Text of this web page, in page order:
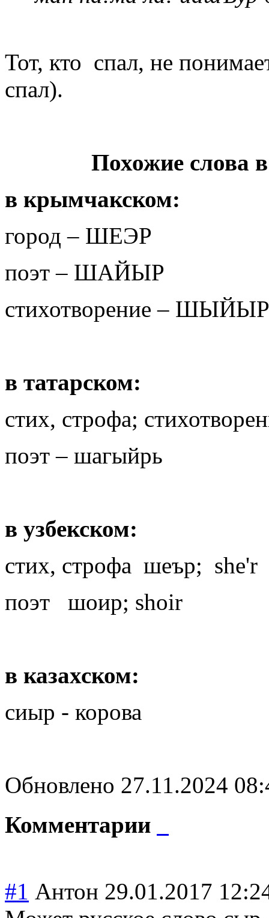
Тот, кто спал, не
спал).
Похожие слова
в крымчакском:
город – ШЕЭР
поэт – ШАЙЫР
стихотворение – ШЫЙЫР
в татарском:
стих, строфа;
поэт – шагыйрь
в узбекском:
стих, строфа шеър; she'r
поэт шоир; shoir
в казахском:
сиыр - корова
Обновлено 27.11.2024
Комментарии
#1 Антон 29.01.2017